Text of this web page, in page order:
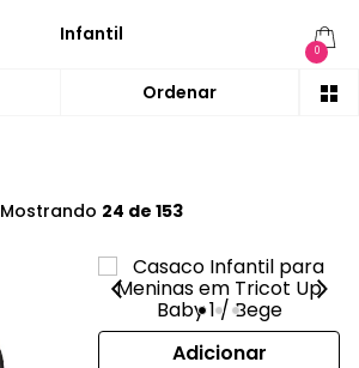
Infantil
0
Mostrando 24 de 153
Adicionar